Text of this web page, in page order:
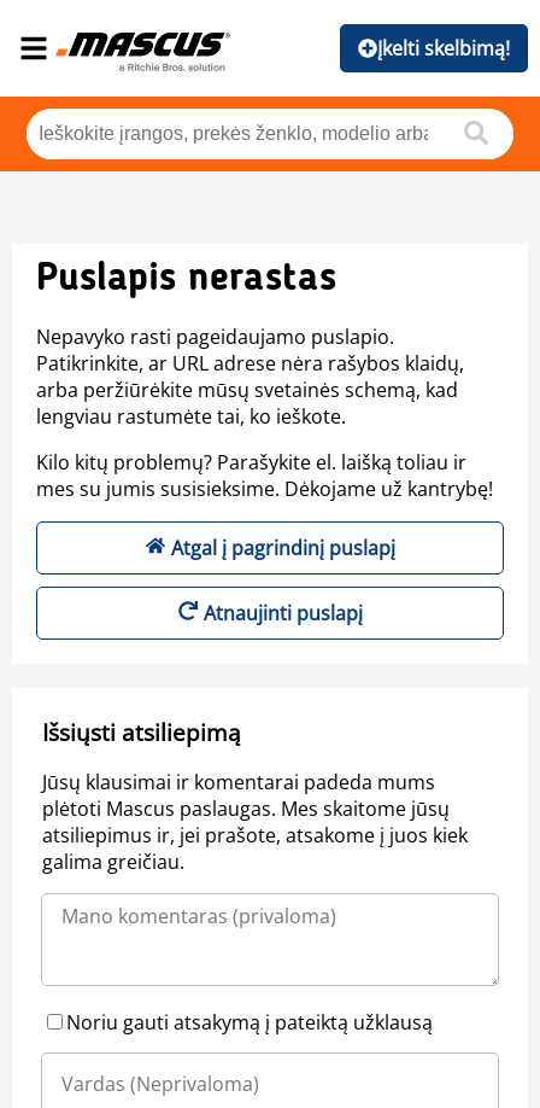
Įkelti skelbimą!
Puslapis nerastas
Nepavyko rasti pageidaujamo puslapio.
Patikrinkite, ar URL adrese nėra rašybos klaidų,
arba peržiūrėkite mūsų svetainės schemą, kad
lengviau rastumėte tai, ko ieškote.
Kilo kitų problemų? Parašykite el. laišką toliau ir
mes su jumis susisieksime. Dėkojame už kantrybę!
Atgal į pagrindinį puslapį
Atnaujinti puslapį
Išsiųsti atsiliepimą
Jūsų klausimai ir komentarai padeda mums
plėtoti Mascus paslaugas. Mes skaitome jūsų
atsiliepimus ir, jei prašote, atsakome į juos kiek
galima greičiau.
Noriu gauti atsakymą į pateiktą užklausą